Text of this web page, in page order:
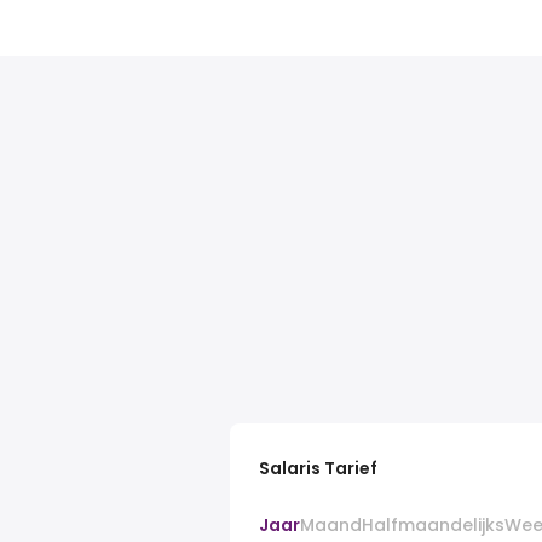
Salaris Tarief
JaarMaandHalfmaandelijks